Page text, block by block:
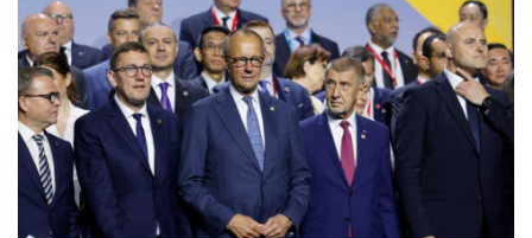
und Berlin pünktlich
FC Bayern: Kompany setzt auf Musiala